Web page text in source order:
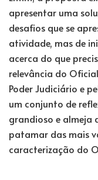
apresentar uma
desafios que se
atividade, mas de
acerca do que
relevância do
Poder Judiciário e
um conjunto de
grandioso e almeja
patamar das mais
caracterização do